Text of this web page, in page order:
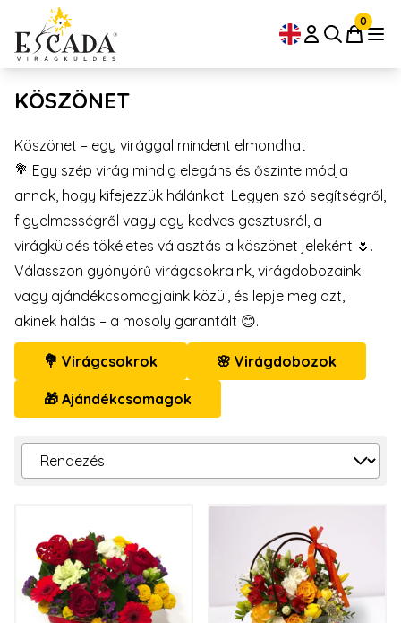
0
KÖSZÖNET
Köszönet – egy virággal mindent elmondhat
💐 Egy szép virág mindig elegáns és őszinte módja
annak, hogy kifejezzük hálánkat. Legyen szó segítségről,
figyelmességről vagy egy kedves gesztusról, a
virágküldés tökéletes választás a köszönet jeleként 🌷.
Válasszon gyönyörű virágcsokraink, virágdobozaink
vagy ajándékcsomagjaink közül, és lepje meg azt,
akinek hálás – a mosoly garantált 😊.
💐 Virágcsokrok 🌸 Virágdobozok
🎁 Ajándékcsomagok